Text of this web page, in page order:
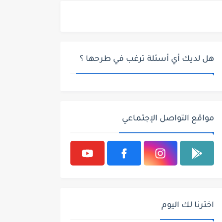
هل لديك أي أسئلة ترغب في طرحها ؟
مواقع التواصل الإجتماعي
اخترنا لك اليوم